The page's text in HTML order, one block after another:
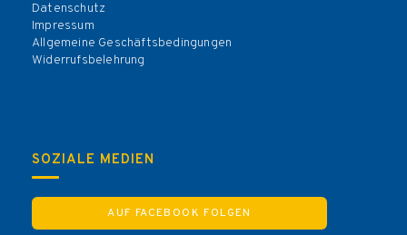
Datenschutz
Impressum
Allgemeine Geschäftsbedingungen
Widerrufsbelehrung
SOZIALE MEDIEN
AUF FACEBOOK FOLGEN